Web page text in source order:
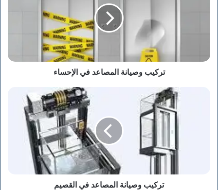
تركيب وصيانة المصاعد في الإحساء
تركيب وصيانة المصاعد في القصيم